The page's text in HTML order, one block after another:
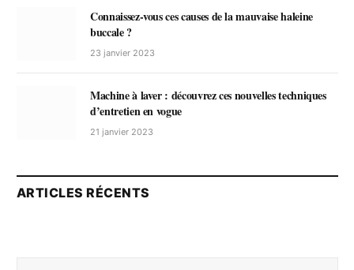
Connaissez-vous ces causes de la mauvaise haleine
buccale ?
23 janvier 2023
Machine à laver : découvrez ces nouvelles techniques
d’entretien en vogue
21 janvier 2023
ARTICLES RÉCENTS